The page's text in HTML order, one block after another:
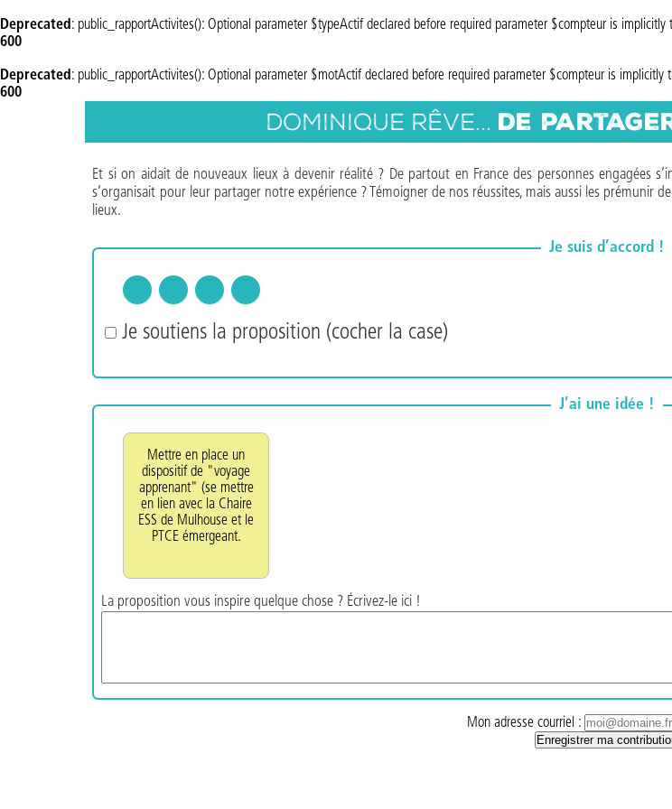
Deprecated : public_rapportActivites(): Optional parameter $typeActif declared before required parameter $compteur is
600
Deprecated : public_rapportActivites(): Optional parameter $motActif declared before required parameter $compteur is implicitly
600
Dominique rêve... de
Et si on aidait de nouveaux lieux à devenir réalité ? De partout en France des personnes engagées
s’organisait pour leur partager notre expérience ? Témoigner de nos réussites, mais aussi les
lieux.
Je suis d’accord !
Je soutiens la proposition (cocher la case)
J’ai une idée !
Mettre en place un
dispositif de "voyage
apprenant" (se mettre
en lien avec la Chaire
ESS de Mulhouse et le
PTCE émergeant.
La proposition vous inspire quelque chose ? Écrivez-le ici !
Mon adresse courriel :